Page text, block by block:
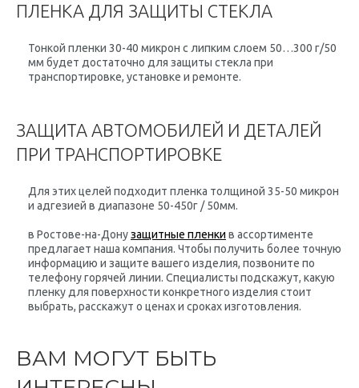
ПЛЕНКА ДЛЯ ЗАЩИТЫ СТЕКЛА
Тонкой пленки 30-40 микрон с липким слоем 50…300 г/50
мм будет достаточно для защиты стекла при
транспортировке, установке и ремонте.
ЗАЩИТА АВТОМОБИЛЕЙ И ДЕТАЛЕЙ
ПРИ ТРАНСПОРТИРОВКЕ
Для этих целей подходит пленка толщиной 35-50 микрон
и адгезией в диапазоне 50-450г / 50мм.
в Ростове-на-Донузащитные пленки в ассортименте
предлагает наша компания. Чтобы получить более точную
информацию и защите вашего изделия, позвоните по
телефону горячей линии. Специалисты подскажут, какую
пленку для поверхности конкретного изделия стоит
выбрать, расскажут о ценах и сроках изготовления.
ВАМ МОГУТ БЫТЬ